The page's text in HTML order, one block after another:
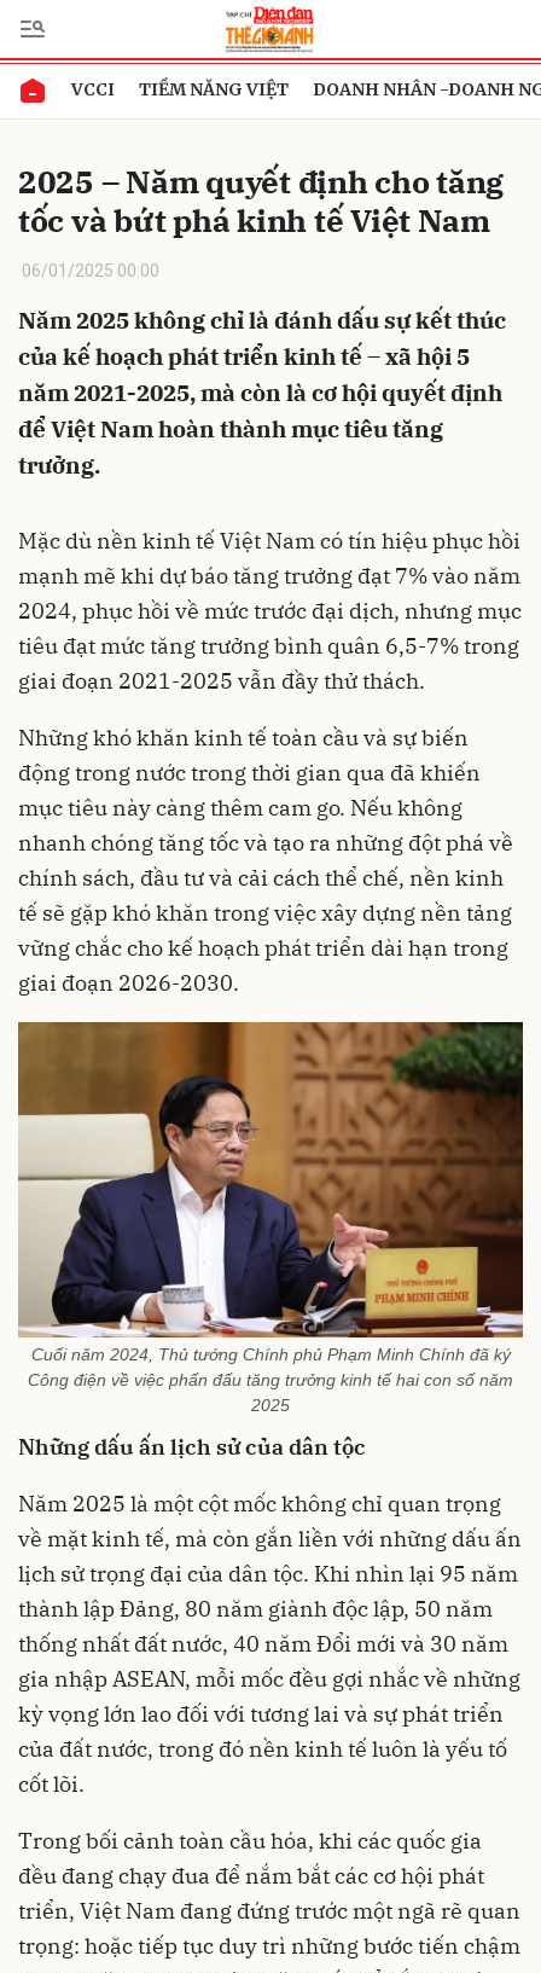
VCCI TIỀM NĂNG VIỆT DOANH NHÂN -DOANH
2025 – Năm quyết định cho tăng
tốc và bứt phá kinh tế Việt Nam
06/01/2025 00:00
Năm 2025 không chỉ là đánh dấu sự kết thúc
của kế hoạch phát triển kinh tế – xã hội 5
năm 2021-2025, mà còn là cơ hội quyết định
để Việt Nam hoàn thành mục tiêu tăng
trưởng.
Mặc dù nền kinh tế Việt Nam có tín hiệu phục hồi
mạnh mẽ khi dự báo tăng trưởng đạt 7% vào năm
2024, phục hồi về mức trước đại dịch, nhưng mục
tiêu đạt mức tăng trưởng bình quân 6,5-7% trong
giai đoạn 2021-2025 vẫn đầy thử thách.
Những khó khăn kinh tế toàn cầu và sự biến
động trong nước trong thời gian qua đã khiến
mục tiêu này càng thêm cam go. Nếu không
nhanh chóng tăng tốc và tạo ra những đột phá về
chính sách, đầu tư và cải cách thể chế, nền kinh
tế sẽ gặp khó khăn trong việc xây dựng nền tảng
vững chắc cho kế hoạch phát triển dài hạn trong
giai đoạn 2026-2030.
Cuối năm 2024, Thủ tướng Chính phủ Phạm Minh Chính đã ký
Công điện về việc phấn đấu tăng trưởng kinh tế hai con số năm
2025
Những dấu ấn lịch sử của dân tộc
Năm 2025 là một cột mốc không chỉ quan trọng
về mặt kinh tế, mà còn gắn liền với những dấu ấn
lịch sử trọng đại của dân tộc. Khi nhìn lại 95 năm
thành lập Đảng, 80 năm giành độc lập, 50 năm
thống nhất đất nước, 40 năm Đổi mới và 30 năm
gia nhập ASEAN, mỗi mốc đều gợi nhắc về những
kỳ vọng lớn lao đối với tương lai và sự phát triển
của đất nước, trong đó nền kinh tế luôn là yếu tố
cốt lõi.
Trong bối cảnh toàn cầu hóa, khi các quốc gia
đều đang chạy đua để nắm bắt các cơ hội phát
triển, Việt Nam đang đứng trước một ngã rẽ quan
trọng: hoặc tiếp tục duy trì những bước tiến chậm
Gửi bình luận
Hủy Gửi